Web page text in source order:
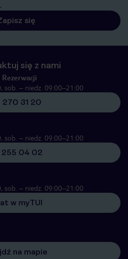
się
się z nami
sob. – niedz. 09:00–21:00
270 31 20
sob. – niedz. 09:00–21:00
255 04 02
sob. – niedz. 09:00–21:00
w myTUI
na mapie